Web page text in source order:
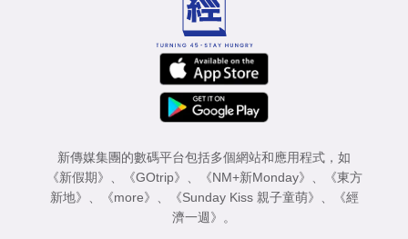
新傳媒集團的數碼平台包括多個網站和應用程式，如
《新假期》
《GOtrip》 《NM+新Monday》
《東方
新地》
《more》 《Sunday Kiss 親子童萌》
《經
濟一週》
。